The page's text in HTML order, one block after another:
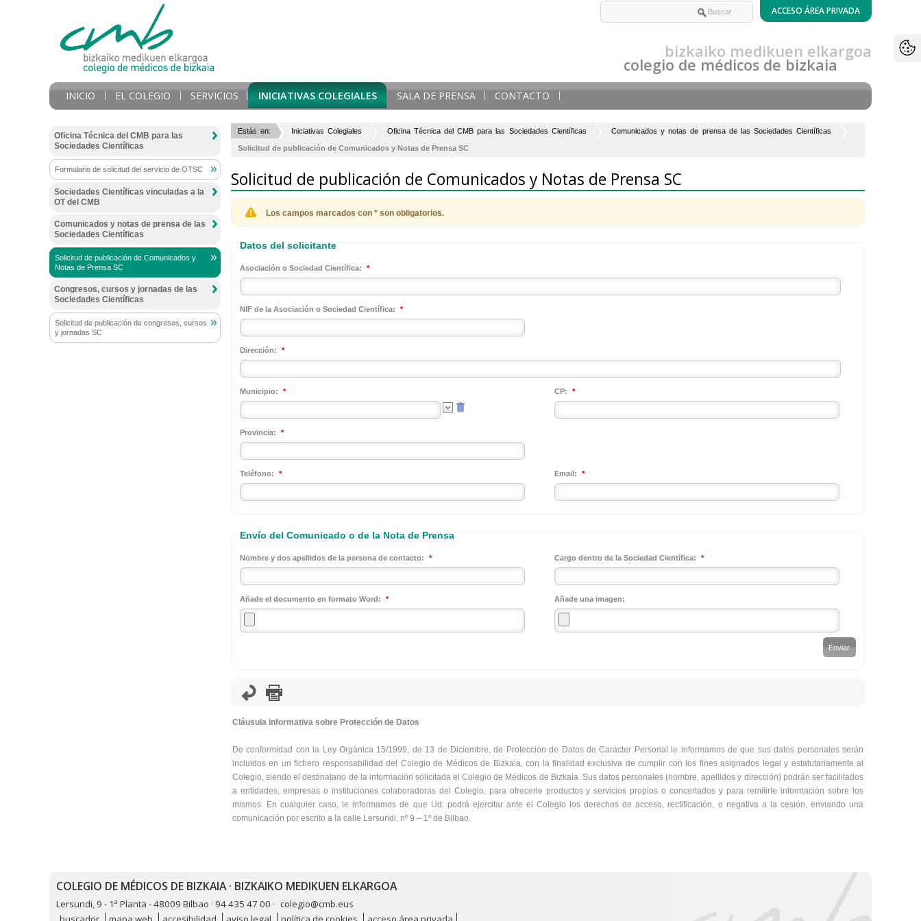
bizkaiko medikuen elkargoa
colegio de médicos de bizkaia
INICIO EL COLEGIO SERVICIOS INICIATIVAS COLEGIALES SALA DE PRENSA CONTACTO
Estás en: Iniciativas Colegiales Oficina Técnica del CMB para las Sociedades Científicas Comunicados y notas de prensa de las Sociedades Científicas
Solicitud de publicación de Comunicados y Notas de Prensa SC
Solicitud de publicación de Comunicados y Notas de Prensa SC
Los campos marcados con * son obligatorios.
Datos del solicitante
Asociación o Sociedad Científica: *
NIF de la Asociación o Sociedad Científica: *
Dirección: *
Municipio: * CP: *
Provincia: *
Teléfono: * Email: *
Envío del Comunicado o de la Nota de Prensa
Nombre y dos apellidos de la persona de contacto: * Cargo dentro de la Sociedad Científica: *
Añade el documento en formato Word: * Añade una imagen:
Cláusula informativa sobre Protección de Datos
De conformidad con la Ley Orgánica 15/1999, de 13 de Diciembre, de Protección de Datos de Carácter Personal le informamos de que sus datos personales serán
incluidos en un fichero responsabilidad del Colegio de Médicos de Bizkaia, con la finalidad exclusiva de cumplir con los fines asignados legal y estatutariamente al
Colegio, siendo el destinatario de la información solicitada el Colegio de Médicos de Bizkaia. Sus datos personales (nombre, apellidos y dirección) podrán ser facilitados
a entidades, empresas o instituciones colaboradoras del Colegio, para ofrecerle productos y servicios propios o concertados y para remitirle información sobre los
mismos. En cualquier caso, le informamos de que Ud. podrá ejercitar ante el Colegio los derechos de acceso, rectificación, o negativa a la cesión, enviando una
comunicación por escrito a la calle Lersundi, nº 9 – 1º de Bilbao.
Oficina Técnica del CMB para las
Sociedades Científicas
Formulario de solicitud del servicio de OTSC
Sociedades Científicas vinculadas a la
OT del CMB
Comunicados y notas de prensa de las
Sociedades Científicas
Solicitud de publicación de Comunicados y
Notas de Prensa SC
Congresos, cursos y jornadas de las
Sociedades Científicas
Solicitud de publicación de congresos, cursos
y jornadas SC
COLEGIO DE MÉDICOS DE BIZKAIA · BIZKAIKO MEDIKUEN ELKARGOA
Lersundi, 9 - 1ª Planta - 48009 Bilbao · 94 435 47 00 · colegio@cmb.eus